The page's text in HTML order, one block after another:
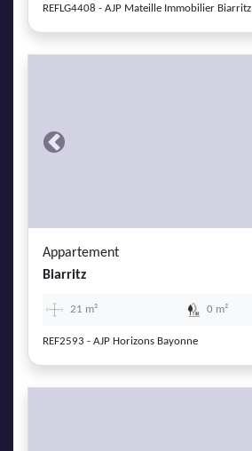
REFLG4408 - AJP Mateille Immobilier Biarritz
Previous
Appartement
Biarritz
21 m² 0 m²
REF2593 - AJP Horizons Bayonne